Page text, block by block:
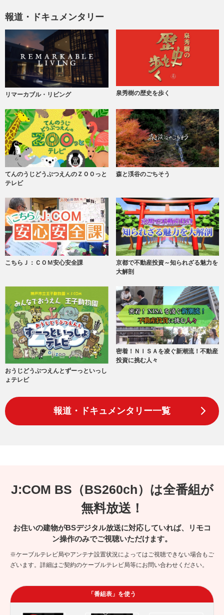
報道・ドキュメンタリー
リマーカブル・リビング 泉秀樹の歴史を歩く
てんのうじどうぶつえんのＺＯＯっと
テレビ
森と渓谷のごちそう
こちらＪ：ＣＯＭ安心安全課
京都で不動産投資～知られざる魅力を
大解剖
おうじどうぶつえんとずーっといっし
ょテレビ
密着！ＮＩＳＡを凌ぐ新潮流！不動産
投資に挑む人々
報道・ドキュメンタリー一覧
J:COM BS（BS260ch）は全番組が
無料放送！
お住いの建物がBSデジタル放送に対応していれば、リモコ
ン操作のみでご視聴いただけます。
※ケーブルテレビ局やアンテナ設置状況によってはご視聴できない場合もご
ざいます。詳細はご契約のケーブルテレビ局等にお問い合わせください。
「番組表」を使う